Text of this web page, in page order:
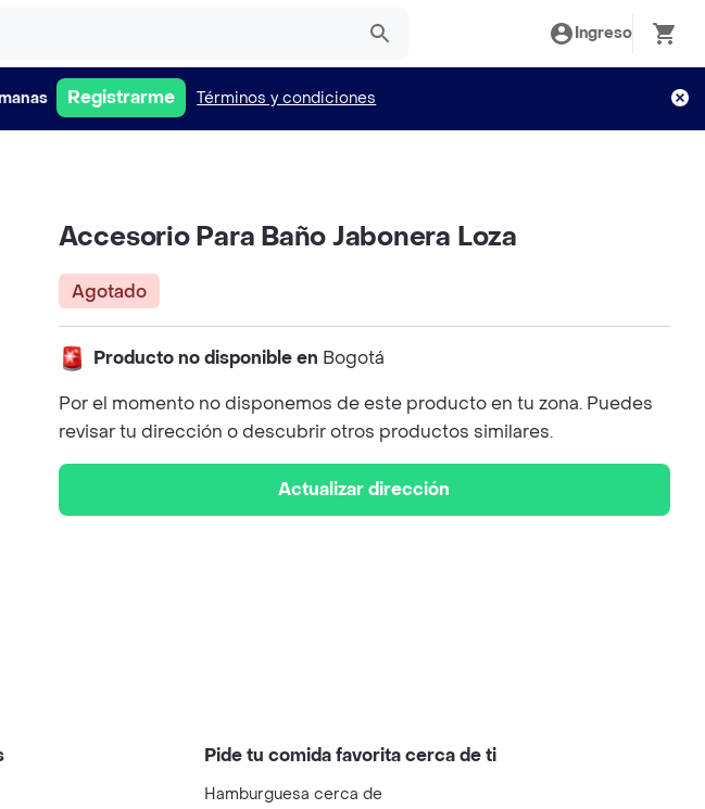
Ingreso
Registrarme Términos y condiciones
Accesorio Para Baño Jabonera Loza
Agotado
Producto no disponible en Bogotá
Por el momento no disponemos de este producto en tu zona. Puedes
revisar tu dirección o descubrir otros productos similares.
Actualizar dirección
Pide tu comida favorita cerca de ti
Hamburguesa cerca de